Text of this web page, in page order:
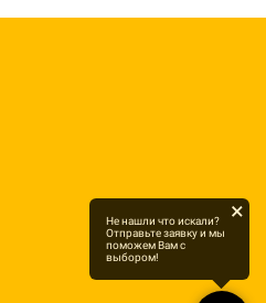
Не нашли что искали?
Отправьте заявку и мы
поможем Вам с
выбором!
×